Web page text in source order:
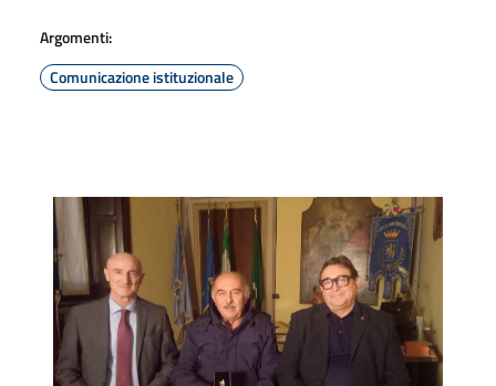
Argomenti:
Comunicazione istituzionale